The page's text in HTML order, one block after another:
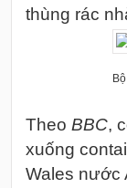
thùng rác
Theo BBC,
xuống
Wales nước